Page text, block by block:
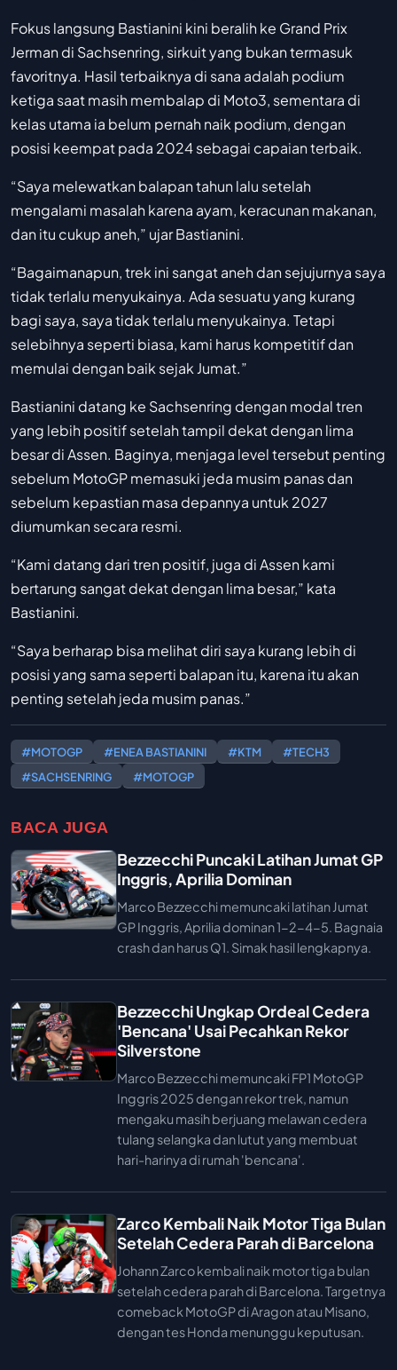
Fokus langsung Bastianini kini beralih ke Grand Prix
Jerman di Sachsenring, sirkuit yang bukan termasuk
favoritnya. Hasil terbaiknya di sana adalah podium
ketiga saat masih membalap di Moto3, sementara di
kelas utama ia belum pernah naik podium, dengan
posisi keempat pada 2024 sebagai capaian terbaik.
“Saya melewatkan balapan tahun lalu setelah
mengalami masalah karena ayam, keracunan makanan,
dan itu cukup aneh,” ujar Bastianini.
“Bagaimanapun, trek ini sangat aneh dan sejujurnya saya
tidak terlalu menyukainya. Ada sesuatu yang kurang
bagi saya, saya tidak terlalu menyukainya. Tetapi
selebihnya seperti biasa, kami harus kompetitif dan
memulai dengan baik sejak Jumat.”
Bastianini datang ke Sachsenring dengan modal tren
yang lebih positif setelah tampil dekat dengan lima
besar di Assen. Baginya, menjaga level tersebut penting
sebelum MotoGP memasuki jeda musim panas dan
sebelum kepastian masa depannya untuk 2027
diumumkan secara resmi.
“Kami datang dari tren positif, juga di Assen kami
bertarung sangat dekat dengan lima besar,” kata
Bastianini.
“Saya berharap bisa melihat diri saya kurang lebih di
posisi yang sama seperti balapan itu, karena itu akan
penting setelah jeda musim panas.”
#MOTOGP #ENEA BASTIANINI #KTM
#TECH3
#SACHSENRING
#MOTOGP
BACA JUGA
Bezzecchi Puncaki Latihan Jumat GP
Inggris, Aprilia Dominan
Marco Bezzecchi memuncaki latihan Jumat
GP Inggris, Aprilia dominan 1-2-4-5. Bagnaia
crash dan harus Q1. Simak hasil lengkapnya.
Bezzecchi Ungkap Ordeal Cedera
'Bencana' Usai Pecahkan Rekor
Silverstone
Marco Bezzecchi memuncaki FP1 MotoGP
Inggris 2025 dengan rekor trek, namun
mengaku masih berjuang melawan cedera
tulang selangka dan lutut yang membuat
hari-harinya di rumah 'bencana'.
Zarco Kembali Naik Motor Tiga Bulan
Setelah Cedera Parah di Barcelona
Johann Zarco kembali naik motor tiga bulan
setelah cedera parah di Barcelona. Targetnya
comeback MotoGP di Aragon atau Misano,
dengan tes Honda menunggu keputusan.